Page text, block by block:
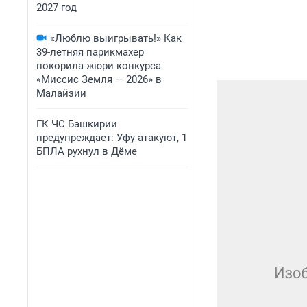
2027 год
«Люблю выигрывать!» Как
39-летняя парикмахер
покорила жюри конкурса
«Миссис Земля — 2026» в
Малайзии
ГК ЧС Башкирии
предупреждает: Уфу атакуют, 1
БПЛА рухнул в Дёме